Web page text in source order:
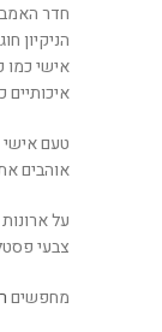
חדר
הניקיון
אישי כמו
איכותיים
טעם
אוהבים
על
צבעי
מחפשים